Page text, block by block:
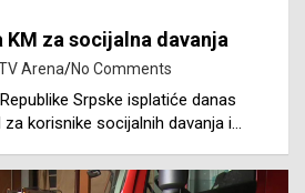
za socijalna davanja
Arena No Comments
Srpske isplatiće danas
korisnike socijalnih davanja i…